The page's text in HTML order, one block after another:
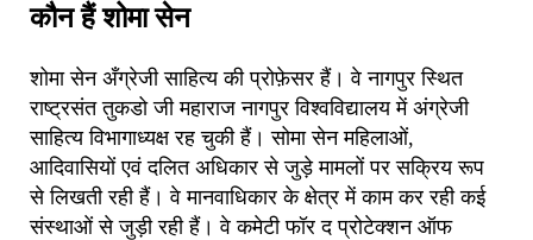
कौन हैं शोमा सेन
शोमा सेन अँग्रेजी साहित्य की प्रोफ़ेसर हैं। वे नागपुर स्थित
राष्ट्रसंत तुकडो जी महाराज नागपुर विश्वविद्यालय में अंग्रेजी
साहित्य विभागाध्यक्ष रह चुकी हैं। सोमा सेन महिलाओं,
आदिवासियों एवं दलित अधिकार से जुड़े मामलों पर सक्रिय रूप
से लिखती रही हैं। वे मानवाधिकार के क्षेत्र में काम कर रही कई
संस्थाओं से जुड़ी रही हैं। वे कमेटी फॉर द प्रोटेक्शन ऑफ